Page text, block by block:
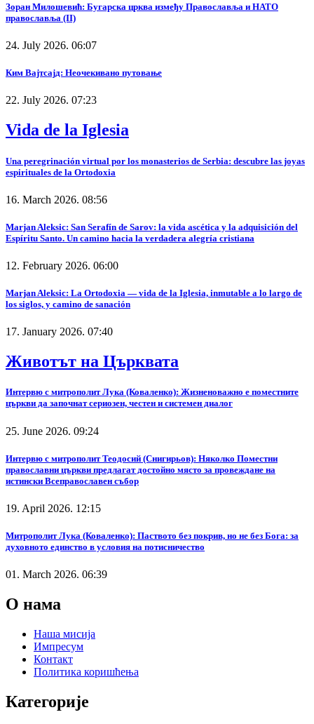
Зоран Милошевић: Бугарска црква између Православља и НАТО
православља (II)
24. July 2026. 06:07
Ким Вајтсајд: Неочекивано путовање
22. July 2026. 07:23
Vida de la Iglesia
Una peregrinación virtual por los monasterios de Serbia: descubre las joyas
espirituales de la Ortodoxia
16. March 2026. 08:56
Marjan Aleksic: San Serafín de Sarov: la vida ascética y la adquisición del
Espíritu Santo. Un camino hacia la verdadera alegría cristiana
12. February 2026. 06:00
Marjan Aleksic: La Ortodoxia — vida de la Iglesia, inmutable a lo largo de
los siglos, y camino de sanación
17. January 2026. 07:40
Животът на Църквата
Интервю с митрополит Лука (Коваленко): Жизненоважно е поместните
църкви да започнат сериозен, честен и системен диалог
25. June 2026. 09:24
Интервю с митрополит Теодосий (Снигирьов): Няколко Поместни
православни църкви предлагат достойно място за провеждане на
истински Всеправославен събор
19. April 2026. 12:15
Митрополит Лука (Коваленко): Паството без покрив, но не без Бога: за
духовното единство в условия на потисничество
01. March 2026. 06:39
О нама
Наша мисија
Импресум
Контакт
Политика коришћења
Категорије